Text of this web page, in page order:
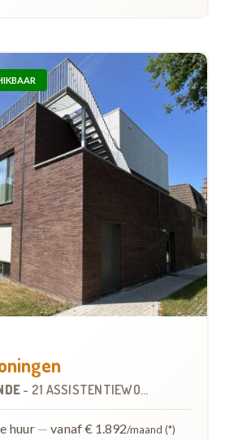
- 21 ASSISTENTIEWONINGEN
huur — vanaf € 1.892/maand (*)